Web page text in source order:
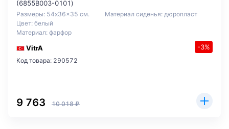
(6855B003-0101)
Размеры: 54x36x35 см.
Цвет: белый
Материал: фарфор
Материал сиденья: дюропласт
VitrA -3%
Код товара: 290572
9 763 10 018 ₽